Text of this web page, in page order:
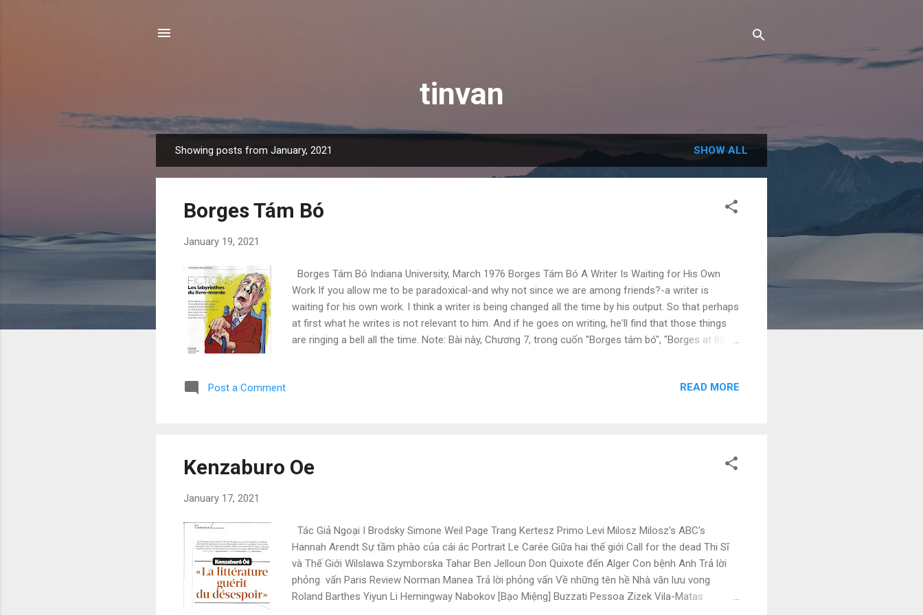
tinvan
o
Showing posts from January, 2021 SHOW ALL
Borges Tám Bó
January 19, 2021
Borges Tám Bó Indiana University, March 1976 Borges Tám Bó A Writer Is Waiting for His Own
Work If you allow me to be paradoxical-and why not since we are among friends?-a writer is
waiting for his own work. I think a writer is being changed all the time by his output. So that perhaps
at first what he writes is not relevant to him. And if he goes on writing, he'll find that those things
are ringing a bell all the time. Note: Bài này, Chương 7, trong cuốn "Borges tám bó", "Borges at 80":
Post a Comment
READ MORE
Kenzaburo Oe
January 17, 2021
Tác Giả Ngoại I Brodsky Simone Weil Page Trang Kertesz Primo Levi Milosz Milosz's ABC's
Hannah Arendt Sự tầm phào của cái ác Portrait Le Carée Giữa hai thế giới Call for the dead Thi Sĩ
và Thế Giới Wilslawa Szymborska Tahar Ben Jelloun Don Quixote đến Alger Con bệnh Anh Trả lời
phỏng vấn Paris Review Norman Manea Trả lời phỏng vấn Về những tên hề Nhà văn lưu vong
Roland Barthes Yiyun Li Hemingway Nabokov [Bạo Miệng] Buzzati Pessoa Zizek Vila-Matas